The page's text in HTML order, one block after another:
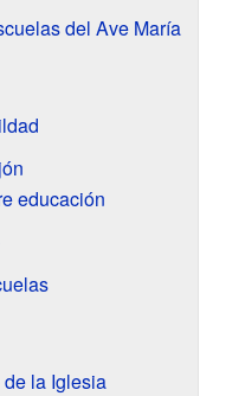
del Ave María
educación
la Iglesia